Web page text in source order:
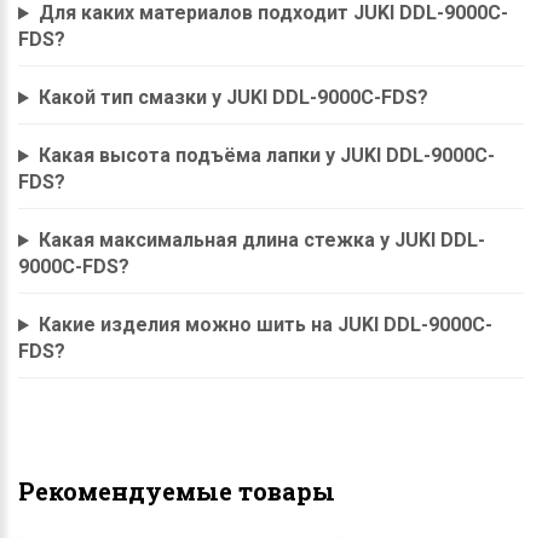
Для каких материалов подходит JUKI DDL-9000C-
FDS?
Какой тип смазки у JUKI DDL-9000C-FDS?
Какая высота подъёма лапки у JUKI DDL-9000C-
FDS?
Какая максимальная длина стежка у JUKI DDL-
9000C-FDS?
Какие изделия можно шить на JUKI DDL-9000C-
FDS?
Рекомендуемые товары